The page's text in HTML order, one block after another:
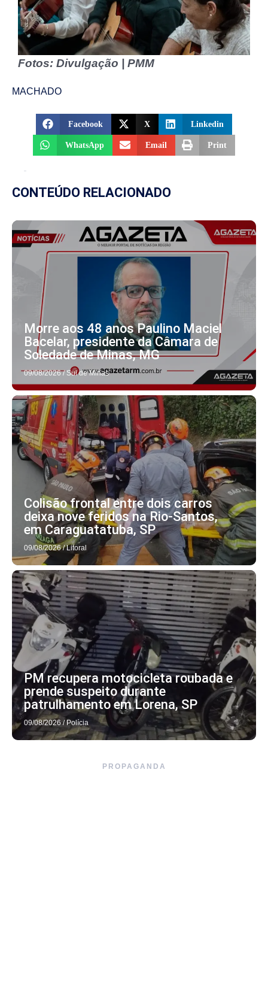
Fotos: Divulgação | PMM
MACHADO
Facebook X Linkedin
WhatsApp Email Print
CONTEÚDO RELACIONADO
Morre aos 48 anos Paulino Maciel
Bacelar, presidente da Câmara de
Soledade de Minas, MG
09/08/2026 / Sul de Minas
Colisão frontal entre dois carros
deixa nove feridos na Rio-Santos,
em Caraguatatuba, SP
09/08/2026 / Litoral
PM recupera motocicleta roubada e
prende suspeito durante
patrulhamento em Lorena, SP
09/08/2026 / Polícia
PROPAGANDA